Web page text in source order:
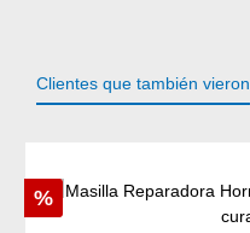
Clientes que también vieron
Descuento
%